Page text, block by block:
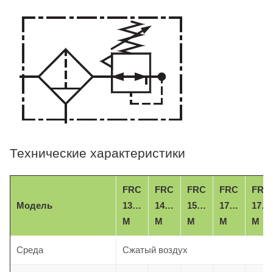
Технические характеристики
Модель
FRC
13…
M
FRC
14…
M
FRC
15…
M
FRC
17…
M
FRC
17…
M
Среда Сжатый воздух